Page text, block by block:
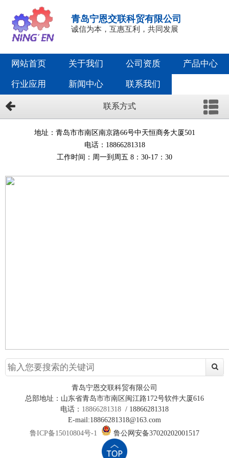
青岛宁恩交联科贸有限公司
诚信为本，互惠互利，共同发展
网站首页 关于我们 公司资质 产品中心
行业应用 新闻中心 联系我们
联系方式
地址：青岛市市南区南京路66号中天恒商务大厦501
电话：18866281318
工作时间：周一到周五 8：30-17：30
青岛宁恩交联科贸有限公司
总部地址：山东省青岛市市南区闽江路172号软件大厦616
电话： 18866281318 / 18866281318
E-mail:18866281318@163.com
鲁ICP备15010804号-1
鲁公网安备37020202001517